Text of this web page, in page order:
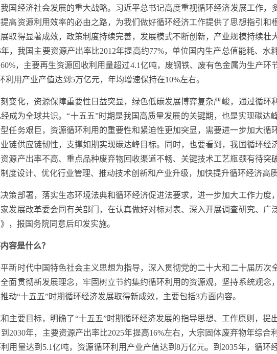
国经济社会发展的重大战略。习近平总书记高度重视循环经济发展工作，
高资源利用效率的必由之路，为我们做好循环经济工作提供了思想指引和
取得显著成效，政策制度持续完善，发展模式不断创新，产业规模持续壮
，我国主要资源产出率比2012年提高约77%，单位国内生产总值能耗、水
，主要再生资源回收利用量超过4.1亿吨，废钢铁、废有色金属为生产环
利用产业产值达到5万亿元，年均增速保持在10%左右。
化，资源保障重要性日益突显，绿色低碳发展博弈复杂严峻，通过循环
成为全球共识。“十五五”时期是我国高质量发展的关键期，也是实现碳达
任务艰巨，资源循环利用的重要性和紧迫性更加突显，需要进一步加大循
链供应链韧性，支撑如期实现碳达峰目标。同时，也要看到，我国循环经
源产出率不高、重点品种废弃物回收渠道不畅、关键技术工艺瓶颈有待突
度设计、优化行业管理、推动技术创新和产业升级，加快提升循环经济高
部署，落实生态环境法典和循环经济促进法要求，进一步加大工作力度
发展改革委会同有关部门，在认真做好对标对表、深入开展调查研究、广
，报国务院同意后印发实施。
容是什么？
平新时代中国特色社会主义思想为指导，深入贯彻党的二十大和二十届历次
面贯彻新发展理念，牢固树立节约集约循环利用的资源观，坚持系统观念
动“十五五”时期循环经济发展取得新成效，主要包括3方面内容。
要目标，明确了“十五五”时期循环经济发展的指导思想、工作原则，提
2030年，主要资源产出率比2025年提高16%左右，大宗固体废弃物年综合
用量达到5.1亿吨，资源循环利用产业产值达到8万亿元。到2035年，循环